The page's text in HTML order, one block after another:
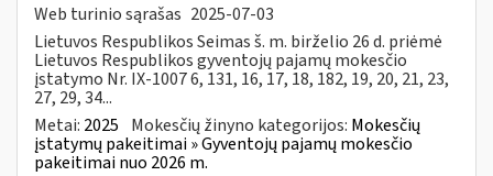
Web turinio sąrašas 2025-07-03
Lietuvos Respublikos Seimas š. m. birželio 26 d. priėmė
Lietuvos Respublikos gyventojų pajamų mokesčio
įstatymo Nr. IX-1007 6, 131, 16, 17, 18, 182, 19, 20, 21, 23,
27, 29, 34...
Metai: 2025 Mokesčių žinyno kategorijos: Mokesčių
įstatymų pakeitimai » Gyventojų pajamų mokesčio
pakeitimai nuo 2026 m.